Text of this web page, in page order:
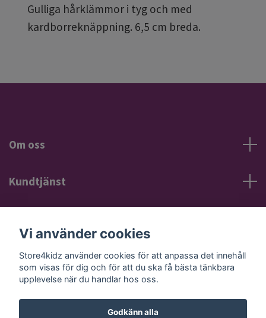
Gulliga hårklämmor i tyg och med
kardborreknäppning. 6,5 cm breda.
Om oss
Kundtjänst
Sociala medier
Vi använder cookies
Store4kidz använder cookies för att anpassa det innehåll
som visas för dig och för att du ska få bästa tänkbara
upplevelse när du handlar hos oss.
Godkänn alla